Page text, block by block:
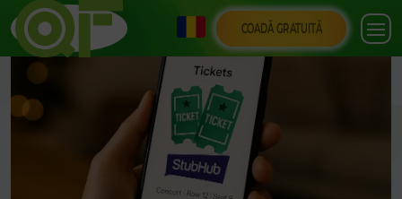
COADĂ GRATUITĂ